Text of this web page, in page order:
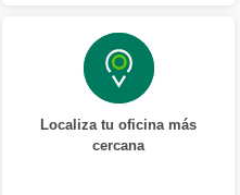
Localiza tu oficina más
cercana